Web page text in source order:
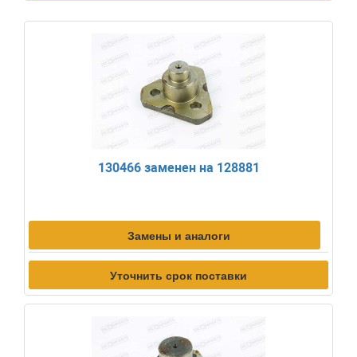
130466 заменен на 128881
Замены и аналоги
Уточнить срок поставки